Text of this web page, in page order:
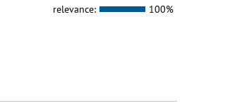
relevance: 100%